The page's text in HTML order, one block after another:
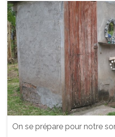
On se prépare pour notre